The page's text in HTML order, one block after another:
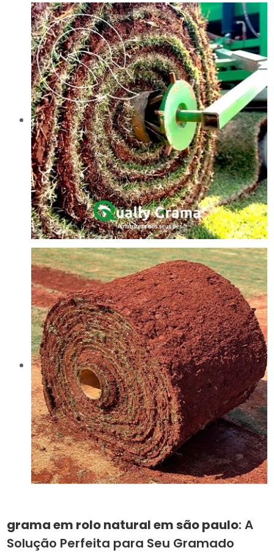
grama em rolo natural em são paulo: A
Solução Perfeita para Seu Gramado